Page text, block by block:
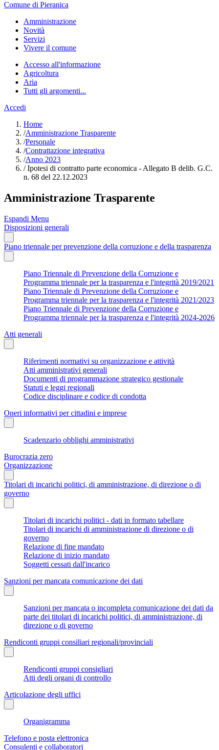
Comune di Pieranica
Amministrazione
Novità
Servizi
Vivere il comune
Accesso all'informazione
Agricoltura
Aria
Tutti gli argomenti...
Accedi
Home
/Amministrazione Trasparente
/Personale
/Contrattazione integrativa
/Anno 2023
/Ipotesi di contratto parte economica - Allegato B delib. G.C.
n. 68 del 22.12.2023
Amministrazione Trasparente
Espandi Menu
Disposizioni generali
Piano triennale per prevenzione della corruzione e della trasparenza
Piano Triennale di Prevenzione della Corruzione e
Programma triennale per la trasparenza e l'integrità 2019/2021
Piano Triennale di Prevenzione della Corruzione e
Programma triennale per la trasparenza e l'integrità 2021/2023
Piano Triennale di Prevenzione della Corruzione e
Programma triennale per la trasparenza e l'integrità 2024-2026
Atti generali
Riferimenti normativi su organizzazione e attività
Atti amministrativi generali
Documenti di programmazione strategico gestionale
Statuti e leggi regionali
Codice disciplinare e codice di condotta
Oneri informativi per cittadini e imprese
Scadenzario obblighi amministrativi
Burocrazia zero
Organizzazione
Titolari di incarichi politici, di amministrazione, di direzione o di
governo
Titolari di incarichi politici - dati in formato tabellare
Titolari di incarichi di amministrazione di direzione o di
governo
Relazione di fine mandato
Relazione di inizio mandato
Soggetti cessati dall'incarico
Sanzioni per mancata comunicazione dei dati
Sanzioni per mancata o incompleta comunicazione dei dati da
parte dei titolari di incarichi politici, di amministrazione, di
direzione o di governo
Rendiconti gruppi consiliari regionali/provinciali
Rendiconti gruppi consigliari
Atti degli organi di controllo
Articolazione degli uffici
Organigramma
Telefono e posta elettronica
Consulenti e collaboratori